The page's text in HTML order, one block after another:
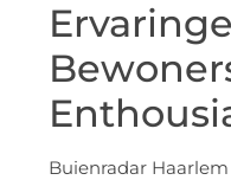
Buienradar